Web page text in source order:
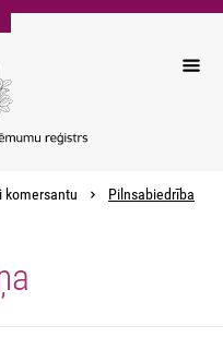
komersantu
Pilnsabiedrība